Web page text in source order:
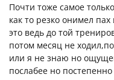
Почти тоже самое
как то резко онимел
это ведь до той
потом месяц не
или я не знаю но
послабее но